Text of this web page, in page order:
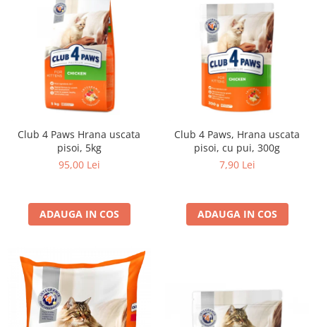
Club 4 Paws Hrana uscata
pisoi, 5kg
95,00 Lei
ADAUGA IN COS
Club 4 Paws, Hrana uscata
pisoi, cu pui, 300g
7,90 Lei
ADAUGA IN COS